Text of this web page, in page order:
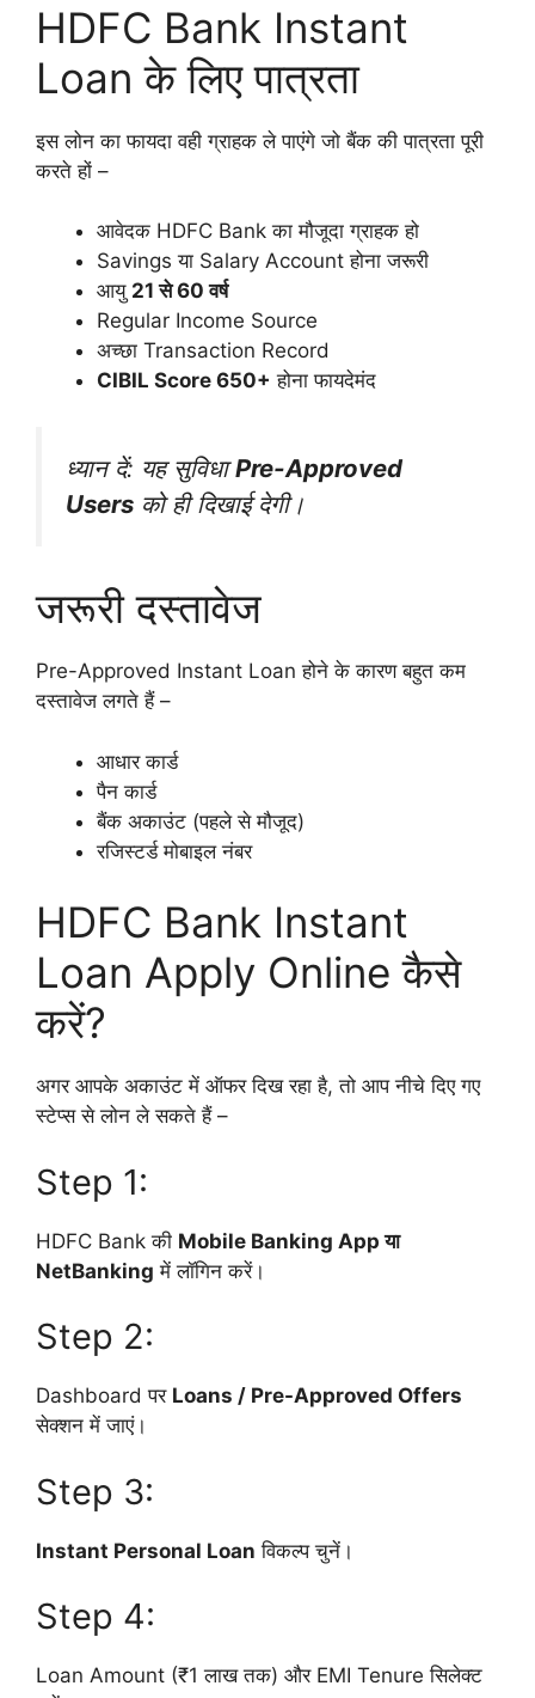
HDFC Bank Instant
Loan के लिए पात्रता
इस लोन का फायदा वही ग्राहक ले पाएंगे जो बैंक की पात्रता पूरी
करते हों –
आवेदक HDFC Bank का मौजूदा ग्राहक हो
Savings या Salary Account होना जरूरी
आयु 21 से 60 वर्ष
Regular Income Source
अच्छा Transaction Record
CIBIL Score 650+ होना फायदेमंद
ध्यान दें: यह सुविधाPre-Approved
Users को ही दिखाई देगी।
जरूरी दस्तावेज
Pre-Approved Instant Loan होने के कारण बहुत कम
दस्तावेज लगते हैं –
आधार कार्ड
पैन कार्ड
बैंक अकाउंट (पहले से मौजूद)
रजिस्टर्ड मोबाइल नंबर
HDFC Bank Instant
Loan Apply Online कैसे
करें?
अगर आपके अकाउंट में ऑफर दिख रहा है, तो आप नीचे दिए गए
स्टेप्स से लोन ले सकते हैं –
Step 1:
HDFC Bank की Mobile Banking App या
NetBanking में लॉगिन करें।
Step 2:
Dashboard पर Loans / Pre-Approved Offers
सेक्शन में जाएं।
Step 3:
Instant Personal Loan विकल्प चुनें।
Step 4:
Loan Amount (₹1 लाख तक) और EMI Tenure सिलेक्ट